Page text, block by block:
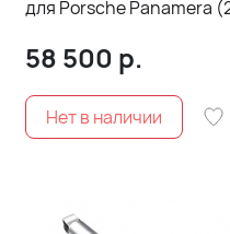
для Porsche Panamera
58 500 р.